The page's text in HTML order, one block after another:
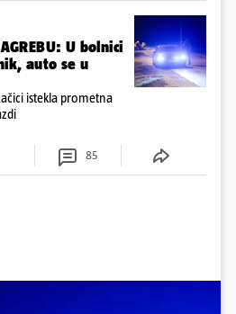
U bolnici
auto se u
istekla prometna
85